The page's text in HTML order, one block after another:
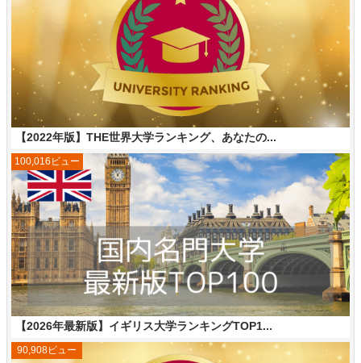
【2022年版】THE世界大学ランキング、あなたの...
【2026年最新版】イギリス大学ランキングTOP1...
100,016ビュー
90,908ビュー